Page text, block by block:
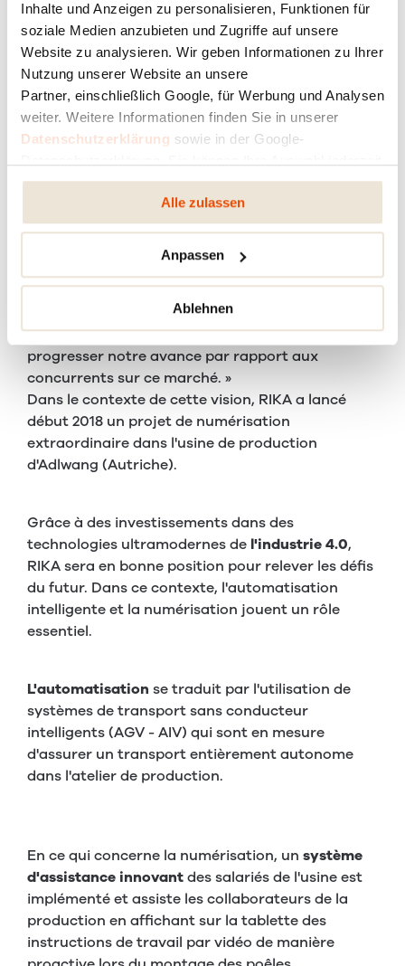
Inhalte und Anzeigen zu personalisieren, Funktionen für
soziale Medien anzubieten und Zugriffe auf unsere
Website zu analysieren. Wir geben Informationen zu Ihrer
Nutzung unserer Website an unsere
Partner, einschließlich Google, für Werbung und Analysen
weiter. Weitere Informationen finden Sie in unserer
Datenschutzerklärung sowie in der Google-
ändern oder widerrufen.
Alle zulassen
Anpassen
Ablehnen
INDUSTRIE 4.0
RIKA lance la production intelligente du futur.
« Nous voulons rester le producteur d'appareils
le plus efficace et le plus moderne
dans le mondeentier et continuer à faire
progresser notre avance par rapport aux
concurrents sur ce marché. »
Dans le contexte de cette vision, RIKA a lancé
début 2018 un projet de numérisation
extraordinaire dans l'usine de production
d'Adlwang (Autriche).
Grâce à des investissements dans des
technologies ultramodernes de l'industrie 4.0,
RIKA sera en bonne position pour relever les défis
du futur. Dans ce contexte, l'automatisation
intelligente et la numérisation jouent un rôle
essentiel.
L'automatisation se traduit par l'utilisation de
systèmes de transport sans conducteur
intelligents (AGV - AIV) qui sont en mesure
d'assurer un transport entièrement autonome
dans l'atelier de production.
En ce qui concerne la numérisation, un système
d'assistance innovantdes salariés de l'usine est
implémenté et assiste les collaborateurs de la
production en affichant sur la tablette des
instructions de travail par vidéo de manière